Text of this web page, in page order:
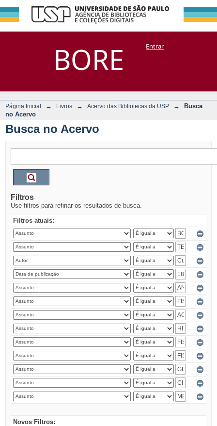
BORE
Busca no Acervo
DSpace/Manakin + CoriscoEntrar
Página Inicial → Livros → Acervo das Bibliotecas da USP →
Busca
no Acervo
Busca no Acervo
Filtros
Use filtros para refinar os resultados de busca.
Filtros atuais:
Novos Filtros: